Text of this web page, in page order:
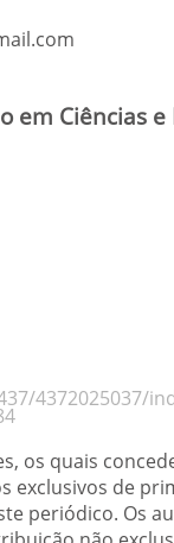
em Ciências
4372025037/
quais
exclusivos de
periódico. Os